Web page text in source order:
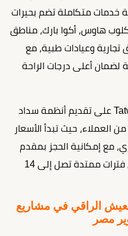
خدمات متكاملة تضم بحيرات
كلوب هاوس، أكوا بارك، مناطق
تجارية وعيادات طبية، مع
أعلى درجات الراحة
حرصت Tatweer Misr Developments على تقديم أنظمة سداد
العملاء، حيث تبدأ الأسعار
جنيه مصري، مع إمكانية الحجز بمقدم
تعاقد يبدأ من 5% والتقسيط على فترات ممتدة تصل إلى 14
الراقي في مشاريع
مصر